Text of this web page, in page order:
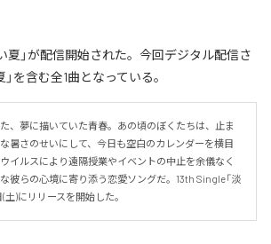
い夏」が配信開始された。今回デジタル配信さ
を含む全1曲となっている。
、夢に描いていた青春。あの頃のぼくたちは、止ま
暑さのせいにして、今日も空白のカレンダーを横目
イルスにより遠隔授業やイベントの中止を余儀なく
彼らの心境に寄り添う恋愛ソングだ。13th Single「淡
)にリリースを開始した。